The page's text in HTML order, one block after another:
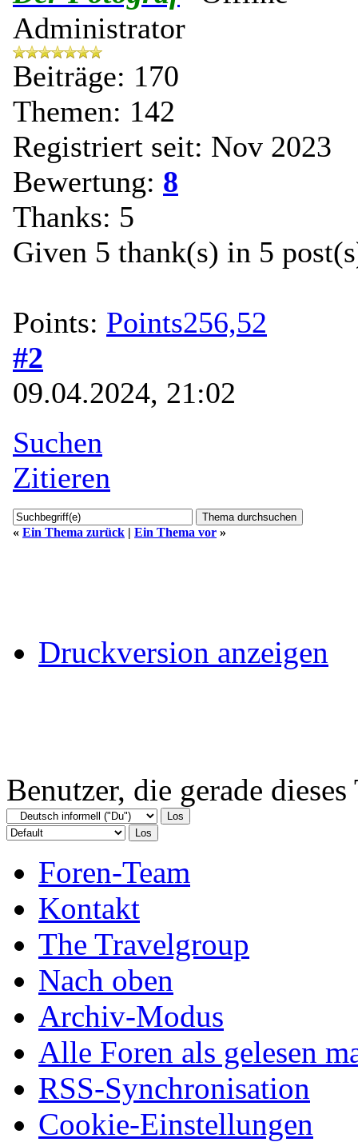
Administrator
Beiträge: 170
Themen: 142
Registriert seit: Nov 2023
Bewertung: 8
Thanks: 5
Given 5 thank(s) in 5
Points: Points256,52
#2
09.04.2024, 21:02
Suchen
Zitieren
« Ein Thema zurück | Ein Thema vor »
Druckversion anzeigen
Benutzer, die gerade
Foren-Team
Kontakt
The Travelgroup
Nach oben
Archiv-Modus
Alle Foren als gelesen
RSS-Synchronisation
Cookie-Einstellungen